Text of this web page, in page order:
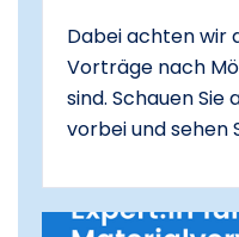
Dabei achten wir
Vorträge nach
sind. Schauen
vorbei und sehen